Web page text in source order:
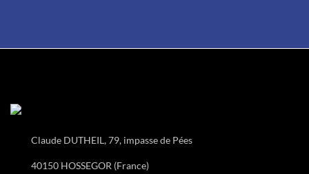
Claude DUTHEIL, 79, impasse de Pées
40150 HOSSEGOR (France)